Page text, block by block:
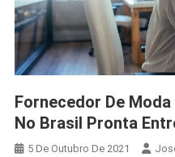
Fornecedor De
No Brasil Pronta
5 De Outubro De 2021